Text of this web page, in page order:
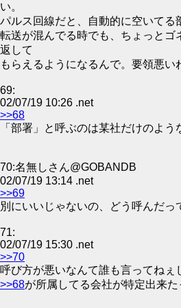
い。
パルス回線だと、自動的に空いてる
転送が混んでる時でも、ちょっとゴ
返して
もらえるようになるんで。要領悪い
69:‎
02/07/19 10:26 .net
>>68
「部署」と呼ぶのは某社だけのよ
70:名無しさん@GOBANDB
02/07/19 13:14 .net
>>69
別にいいじゃないの、どう呼んだっ
71:‎
02/07/19 15:30 .net
>>70
呼び方が悪いなんて誰も言ってねぇ
>>68が所属してる会社が特定出来た